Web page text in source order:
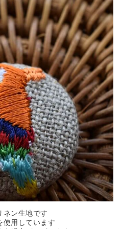
ネン生地です
使用しています